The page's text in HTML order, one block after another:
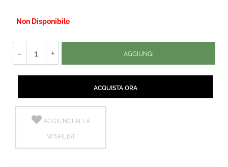
Non Disponibile
AGGIUNGI
ACQUISTA ORA
AGGIUNGI ALLA
WISHLIST